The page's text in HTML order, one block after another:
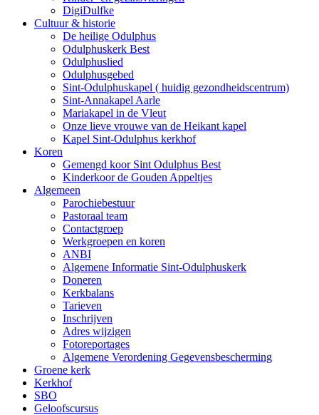
DigiDulfke
Cultuur & historie
De heilige Odulphus
Odulphuskerk Best
Odulphuslied
Odulphusgebed
Sint-Odulphuskapel ( huidig gezondheidscentrum)
Sint-Annakapel Aarle
Mariakapel in de Vleut
Onze lieve vrouwe van de Heikant kapel
Kapel Sint-Odulphus kerkhof
Koren
Gemengd koor Sint Odulphus Best
Kinderkoor de Gouden Appeltjes
Algemeen
Parochiebestuur
Pastoraal team
Contactgroep
Werkgroepen en koren
ANBI
Algemene Informatie Sint-Odulphuskerk
Doneren
Kerkbalans
Tarieven
Inschrijven
Adres wijzigen
Fotoreportages
Algemene Verordening Gegevensbescherming
Groene kerk
Kerkhof
SBO
Geloofscursus